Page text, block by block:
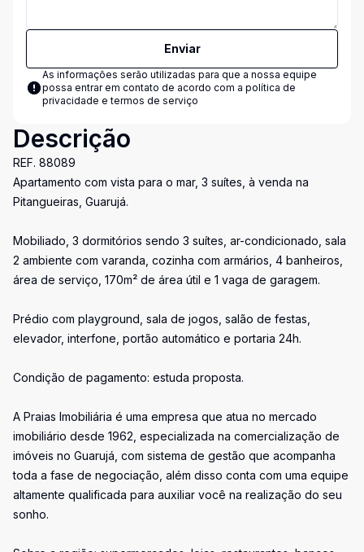
Enviar
As informações serão utilizadas para que a nossa equipe
possa entrar em contato de acordo com a política de
privacidade e termos de serviço
Descrição
REF. 88089
Apartamento com vista para o mar, 3 suítes, à venda na
Pitangueiras, Guarujá.
Mobiliado, 3 dormitórios sendo 3 suítes, ar-condicionado, sala
2 ambiente com varanda, cozinha com armários, 4 banheiros,
área de serviço, 170m² de área útil e 1 vaga de garagem.
Prédio com playground, sala de jogos, salão de festas,
elevador, interfone, portão automático e portaria 24h.
Condição de pagamento: estuda proposta.
A Praias Imobiliária é uma empresa que atua no mercado
imobiliário desde 1962, especializada na comercialização de
imóveis no Guarujá, com sistema de gestão que acompanha
toda a fase de negociação, além disso conta com uma equipe
altamente qualificada para auxiliar você na realização do seu
sonho.